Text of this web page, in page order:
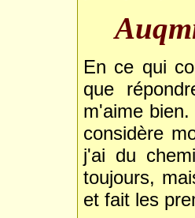
En ce qui
que
m'aime
considère
j'ai du
toujours,
et fait les